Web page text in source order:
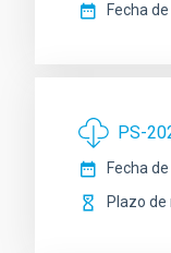
Fecha
PS-
Fecha
Plazo